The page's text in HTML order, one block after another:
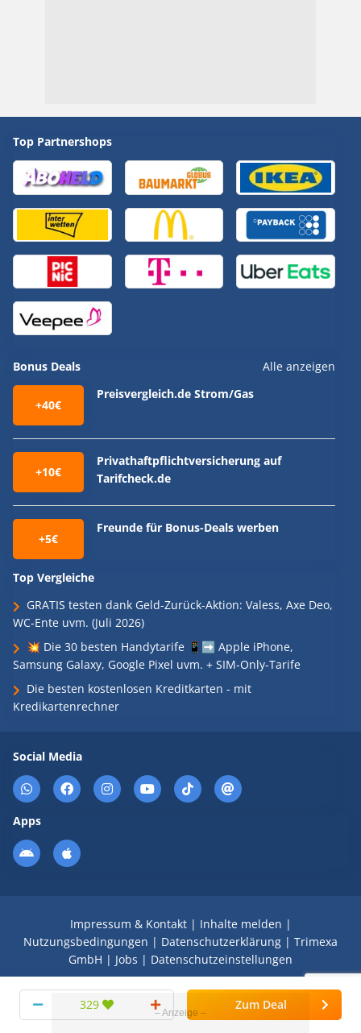
329 Zum Deal
Top Partnershops
Bonus Deals Alle anzeigen
+40€
Preisvergleich.de Strom/Gas
+10€
Privathaftpflichtversicherung auf
Tarifcheck.de
+5€
Freunde für Bonus-Deals werben
Top Vergleiche
GRATIS testen dank Geld-Zurück-Aktion: Valess, Axe Deo,
WC-Ente uvm. (Juli 2026)
💥 Die 30 besten Handytarife 📱➡️ Apple iPhone,
Samsung Galaxy, Google Pixel uvm. + SIM-Only-Tarife
Die besten kostenlosen Kreditkarten - mit
Kredikartenrechner
Social Media
Apps
Impressum & Kontakt| Inhalte melden |
Nutzungsbedingungen | Datenschutzerklärung | Trimexa
GmbH | Jobs | Datenschutzeinstellungen
© 2008 - 2026 Schnäppchen Blog mit Doktortitel -
DealDoktor.de